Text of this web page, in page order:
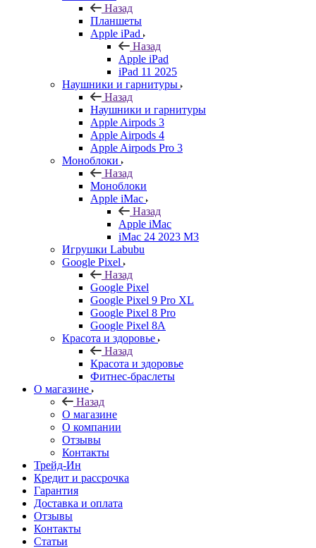
Назад
Планшеты
Apple iPad
Назад
Apple iPad
iPad 11 2025
Наушники и гарнитуры
Назад
Наушники и гарнитуры
Apple Airpods 3
Apple Airpods 4
Apple Airpods Pro 3
Моноблоки
Назад
Моноблоки
Apple iMac
Назад
Apple iMac
iMac 24 2023 M3
Игрушки Labubu
Google Pixel
Назад
Google Pixel
Google Pixel 9 Pro XL
Google Pixel 8 Pro
Google Pixel 8A
Красота и здоровье
Назад
Красота и здоровье
Фитнес-браслеты
О магазине
Назад
О магазине
О компании
Отзывы
Контакты
Трейд-Ин
Кредит и рассрочка
Гарантия
Доставка и оплата
Отзывы
Контакты
Статьи